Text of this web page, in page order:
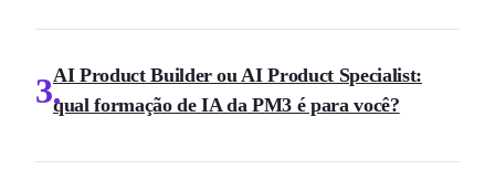
3AI Product Builder ou AI Product Specialist:
qual formação de IA da PM3 é para você?